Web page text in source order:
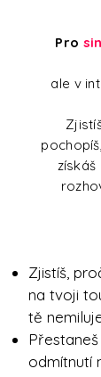
Pro
ale v
Zjistíš,
na tvoji
tě
odmítnutí